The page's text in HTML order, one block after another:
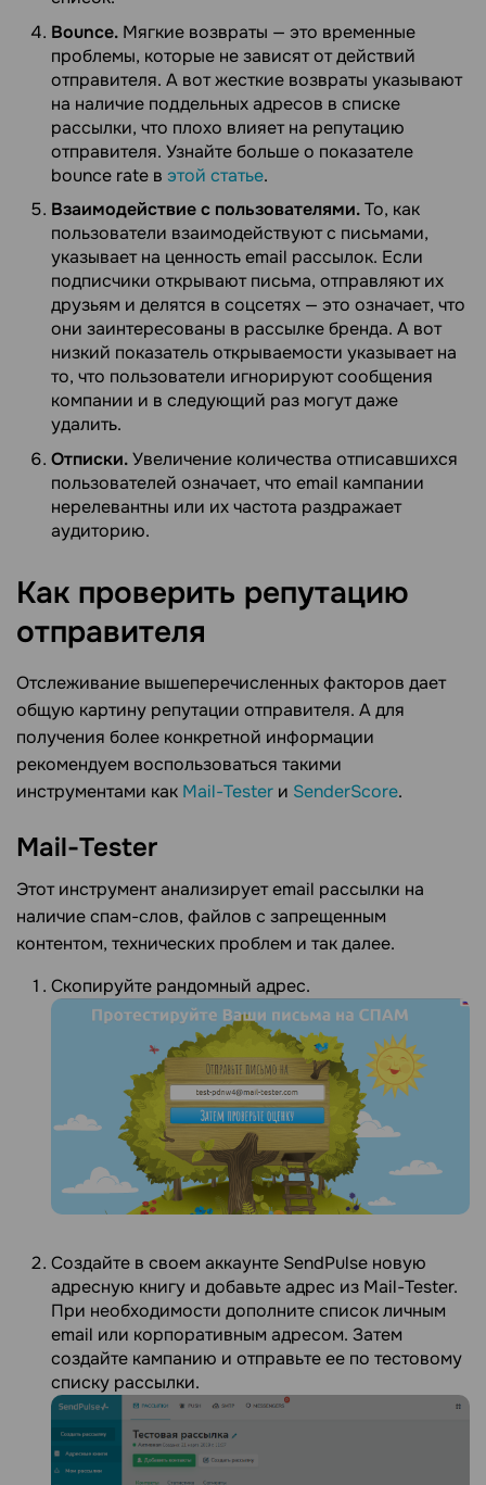
Bounce. Мягкие возвраты — это временные
проблемы, которые не зависят от действий
отправителя. А вот жесткие возвраты указывают
на наличие поддельных адресов в списке
рассылки, что плохо влияет на репутацию
отправителя. Узнайте больше о показателе
bounce rate в этой статье.
Взаимодействие с пользователями.То, как
пользователи взаимодействуют с письмами,
указывает на ценность email рассылок. Если
подписчики открывают письма, отправляют их
друзьям и делятся в соцсетях — это означает, что
они заинтересованы в рассылке бренда. А вот
низкий показатель открываемости указывает на
то, что пользователи игнорируют сообщения
компании и в следующий раз могут даже
удалить.
Отписки.Увеличение количества отписавшихся
пользователей означает, что email кампании
нерелевантны или их частота раздражает
аудиторию.
Как проверить репутацию
отправителя
Отслеживание вышеперечисленных факторов дает
общую картину репутации отправителя. А для
получения более конкретной информации
рекомендуем воспользоваться такими
инструментами как Mail-Tester и SenderScore.
Mail-Tester
Этот инструмент анализирует email рассылки на
наличие спам-слов, файлов с запрещенным
контентом, технических проблем и так далее.
Скопируйте рандомный адрес.
Создайте в своем аккаунте SendPulse новую
адресную книгу и добавьте адрес из Mail-Tester.
При необходимости дополните список личным
email или корпоративным адресом. Затем
создайте кампанию и отправьте ее по тестовому
списку рассылки.